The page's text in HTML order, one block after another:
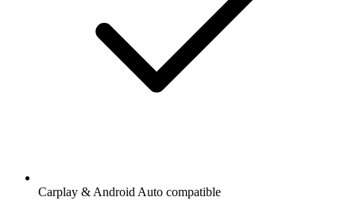
Carplay & Android Auto compatible